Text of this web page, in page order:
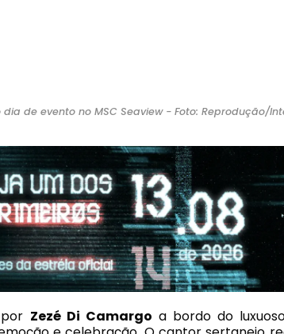
de evento no MSC Seaview - Foto: Reprodução/
Zezé Di Camargo a bordo do